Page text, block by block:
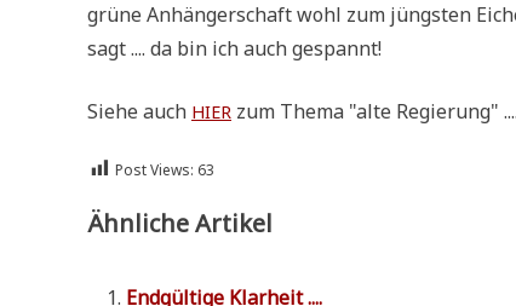
grü­ne Anhän­ger­schaft wohl zum jüng­sten
sagt .... da bin ich auch gespannt!
Sie­he auch HIER zum The­ma "alte Regie­rung"
Post Views: 63
Ähnliche Artikel
End­gül­ti­ge Klarheit ....